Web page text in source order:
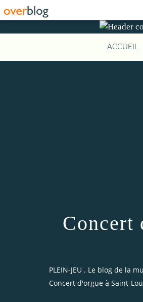
ACCUEIL
Concert
PLEIN-JEU . Le blog de la
Concert d'orgue à Saint-